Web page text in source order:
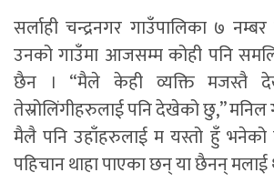
सर्लाही चन्द्रनगर गाउँपालिका ७
उनको गाउँमा आजसम्म कोही पनि
छैन । “मैले केही व्यक्ति मजस्तै
तेस्रोलिंगीहरुलाई पनि देखेको छु,” मनिल
मैलै पनि उहाँहरुलाई म यस्तो हुँ
पहिचान थाहा पाएका छन् या छैनन् मलाई